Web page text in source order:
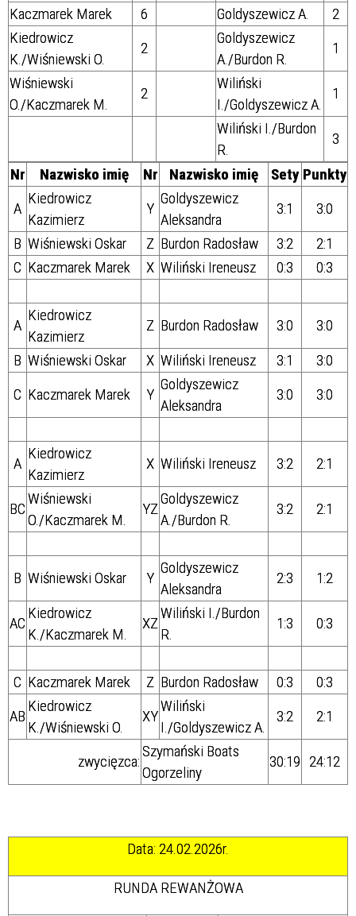
Kaczmarek Marek
6 Goldyszewicz A.
2
Kiedrowicz
K./Wiśniewski O.
2
Goldyszewicz
A./Burdon R.
1
Wiśniewski
O./Kaczmarek M.
2
Wiliński
I./Goldyszewicz A.
1
Wiliński I./Burdon
R.
3
Nr
Nazwisko imię Nr Nazwisko imię Sety Punkty
A
Kiedrowicz
Kazimierz
Y
Goldyszewicz
Aleksandra
3:1
3:0
B Wiśniewski Oskar Z Burdon Radosław 3:2
2:1
C Kaczmarek Marek X Wiliński Ireneusz 0:3 0:3
A
Kiedrowicz
Kazimierz
Z Burdon Radosław 3:0
3:0
B Wiśniewski Oskar X Wiliński Ireneusz 3:1
3:0
C Kaczmarek Marek Y
Goldyszewicz
Aleksandra
3:0 3:0
A
Kiedrowicz
Kazimierz
X Wiliński Ireneusz 3:2 2:1
BC
Wiśniewski
O./Kaczmarek M.
YZ
Goldyszewicz
A./Burdon R.
3:2 2:1
B Wiśniewski Oskar Y
Goldyszewicz
Aleksandra
2:3 1:2
AC
Kiedrowicz
K./Kaczmarek M.
XZ
Wiliński I./Burdon
R.
1:3 0:3
C Kaczmarek Marek Z Burdon Radosław 0:3
0:3
AB
Kiedrowicz
K./Wiśniewski O.
XY
Wiliński
I./Goldyszewicz A.
3:2 2:1
zwycięzca:
Szymański Boats
Ogorzeliny
30:19 24:12
Data: 24.02.2026r.
RUNDA REWANŻOWA